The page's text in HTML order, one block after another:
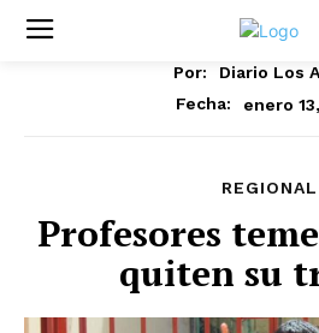
Por:
Diario Los
Fecha:
enero
REGIONAL
Profesores
quiten su